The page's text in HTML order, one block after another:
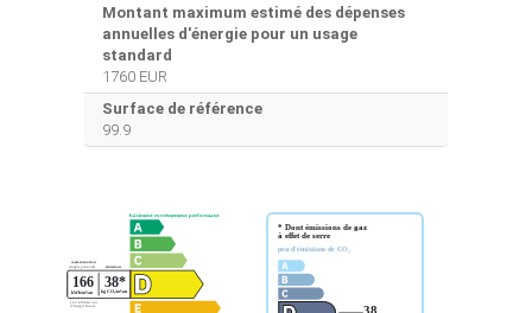
Montant maximum estimé des dépenses
annuelles d'énergie pour un usage
standard
1760 EUR
Surface de référence
99.9